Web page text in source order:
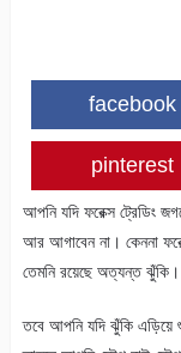
facebook
pinterest
আপনি যদি ফরেক্স ট্রেডিং
আর আগাবেন না। কেননা
তেমনি রয়েছে অত্যন্ত
তবে আপনি যদি ঝুঁকি এড়িয়ে